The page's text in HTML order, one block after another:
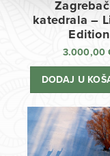
katedrala –
Edition
3.000,00
DODAJ U